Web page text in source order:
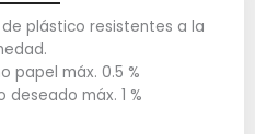
plástico resistentes a la
papel máx. 0.5 %
máx. 1 %